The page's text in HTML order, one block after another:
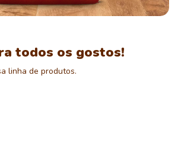
todos os gostos!
linha de produtos.